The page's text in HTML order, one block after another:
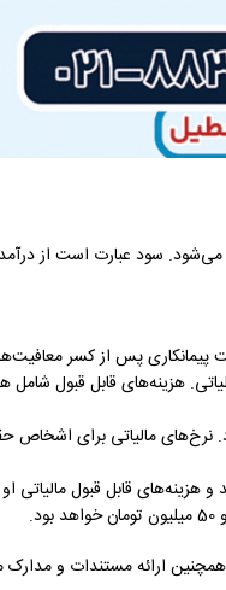
سود عبارت است از
پیمانکاری پس از کسر
هزینه‌های قابل قبول شامل
نرخ‌های مالیاتی برای
همچنین ارائه مستندات و